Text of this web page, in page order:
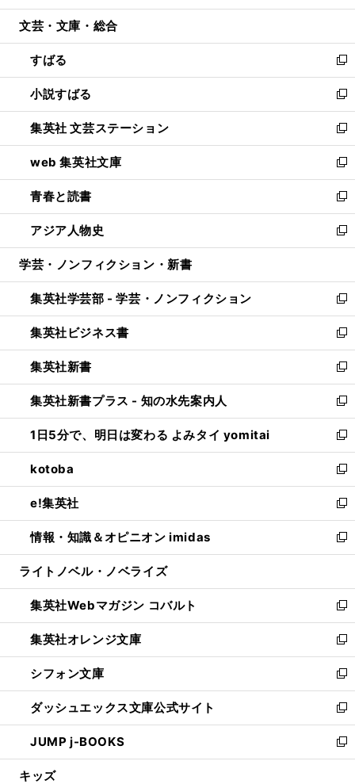
開
ウ
開
く
ン
ウ
で
開
く
ウ
ン
ド
ウ
で
開
く
文芸・文庫・総合
すばる
新
し
い
ウ
ィ
ン
ド
ウ
で
開
く
小説すばる
新
し
い
ウ
ィ
ン
ド
ウ
で
開
集英社 文芸ステーション
新
し
い
ウ
ィ
ン
ド
ウ
開
く
web 集英社文庫
新
し
い
ウ
ィ
ン
ウ
で
開
く
青春と読書
新
し
い
ウ
ン
ド
ウ
で
開
く
アジア人物史
新
し
ウ
ィ
ン
ド
ウ
で
開
く
学芸・ノンフィクション・新書
集英社学芸部 - 学芸・ノンフィクション
新
し
い
ウ
ィ
ン
ド
ウ
で
開
く
集英社ビジネス書
新
し
い
ウ
ィ
ン
ド
ウ
で
開
く
集英社新書
新
し
い
ウ
ィ
ン
ド
ウ
で
開
く
集英社新書プラス - 知の水先案内人
新
し
い
ウ
ィ
ン
ド
ウ
で
開
1日5分で、明日は変わる よみタイ yomitai
新
し
い
ウ
ィ
ン
ド
ウ
開
く
kotoba
新
し
い
ウ
ィ
ン
ウ
で
開
く
e!集英社
新
し
い
ウ
ン
ド
ウ
で
開
く
情報・知識＆オピニオン imidas
新
し
ウ
ィ
ン
ド
ウ
で
開
く
ライトノベル・ノベライズ
集英社Webマガジン コバルト
新
し
い
ウ
ィ
ン
ド
ウ
で
開
集英社オレンジ文庫
新
し
い
ウ
ィ
ン
ド
ウ
シフォン文庫
新
し
い
ウ
ィ
ン
ダッシュエックス文庫公式サイト
新
し
い
ウ
JUMP j-BOOKS
新
し
キッズ